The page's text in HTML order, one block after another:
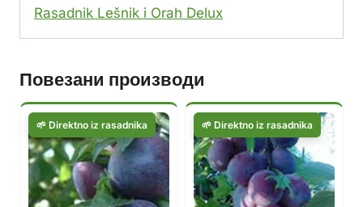
Rasadnik Lešnik i Orah Delux
Повезани производи